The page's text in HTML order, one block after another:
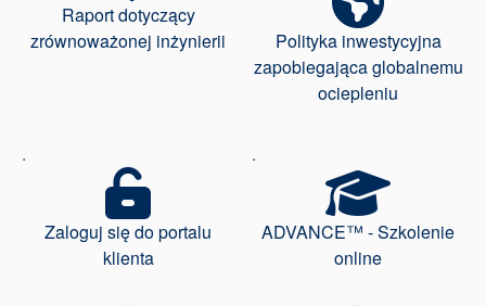
Raport dotyczący
zrównoważonej inżynierii
Polityka inwestycyjna
zapobiegająca globalnemu
ociepleniu
.
Zaloguj się do portalu
klienta
.
ADVANCE™ - Szkolenie
online